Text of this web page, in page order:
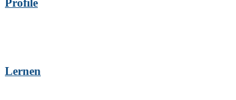
Profile
Lernen